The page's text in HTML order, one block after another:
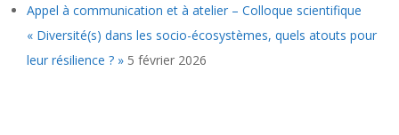
Appel à communication et à atelier – Colloque scientifique
« Diversité(s) dans les socio-écosystèmes, quels atouts pour
leur résilience ? » 5 février 2026